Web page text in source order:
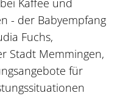
- der Babyempfang
Fuchs,
Stadt Memmingen,
für